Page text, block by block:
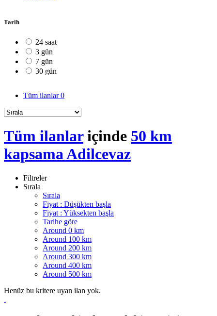
Tarih
24 saat
3 gün
7 gün
30 gün
Tüm ilanlar0
Tüm ilanlariçinde 50 km
kapsama Adilcevaz
Filtreler
Sırala
Sırala
Fiyat : Düşükten başla
Fiyat : Yüksekten başla
Tarihe göre
Around 0 km
Around 100 km
Around 200 km
Around 300 km
Around 400 km
Around 500 km
Henüz bu kritere uyan ilan yok.